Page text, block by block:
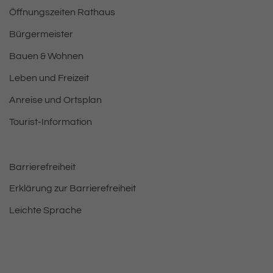
Öffnungszeiten Rathaus
Bürgermeister
Bauen & Wohnen
Leben und Freizeit
Anreise und Ortsplan
Tourist-Information
Barrierefreiheit
Erklärung zur Barrierefreiheit
Leichte Sprache